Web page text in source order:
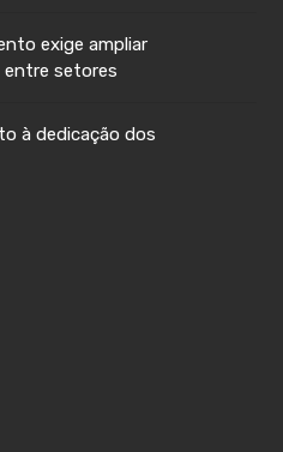
exige ampliar
setores
à dedicação dos